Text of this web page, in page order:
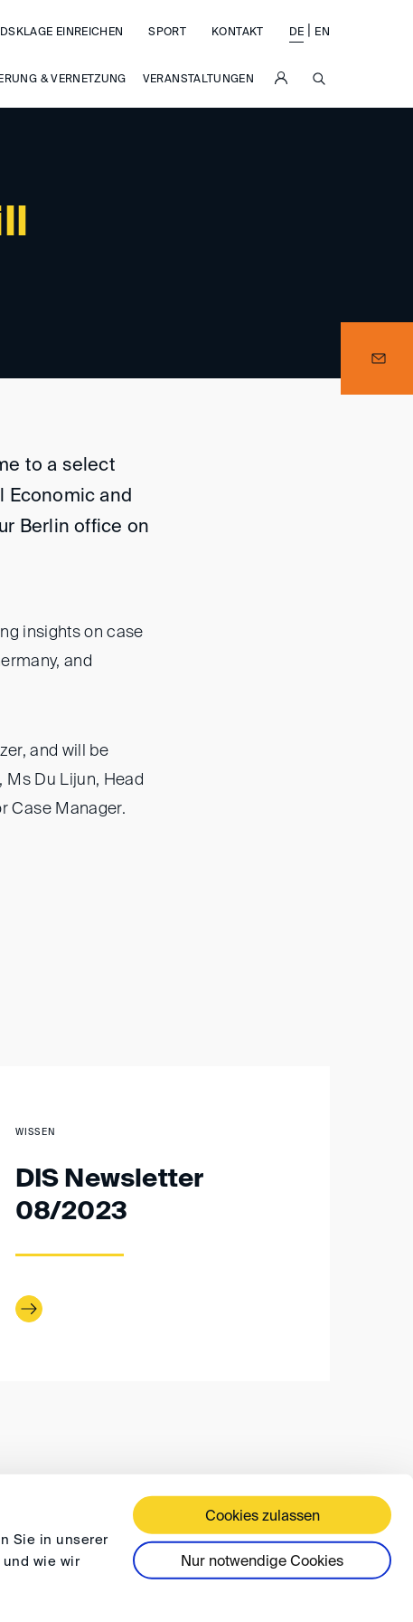
Sie in unserer
wie wir
Cookies zulassen
Nur notwendige Cookies
& VERNETZUNG VERANSTALTUNGEN
EINREICHEN SPORT KONTAKT DE EN
to a select
Economic and
Berlin office on
insights on case
and
and will be
Du Lijun, Head
Case Manager.
WISSEN
DIS Newsletter
08/2023
DATENSCHUTZ FAQ